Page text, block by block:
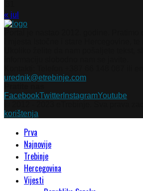
« jul
urednik@etrebinje.com
FacebookTwitter InstagramYoutube
korištenja
Prva
Najnovije
Trebinje
Hercegovina
Vijesti